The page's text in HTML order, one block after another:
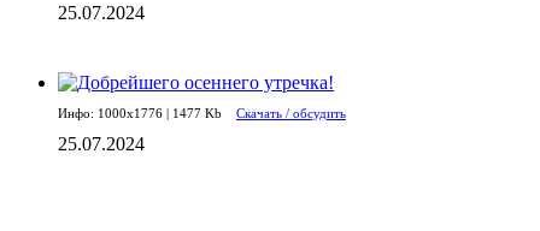
25.07.2024
Инфо: 1000х1776 | 1477 Kb Скачать / обсудить
25.07.2024